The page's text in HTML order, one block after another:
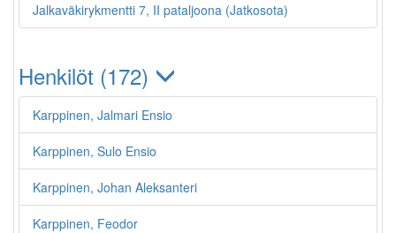
Jalkaväkirykmentti 7, II pataljoona (Jatkosota)
Henkilöt (172)
Karppinen, Jalmari Ensio
Karppinen, Sulo Ensio
Karppinen, Johan Aleksanteri
Karppinen, Feodor